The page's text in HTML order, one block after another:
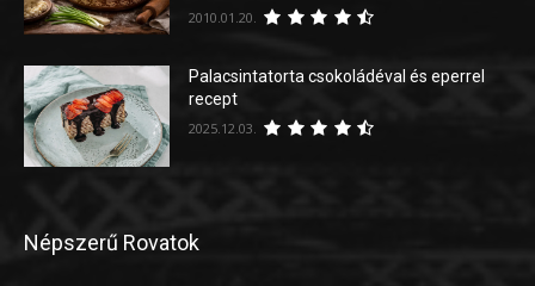
2010.01.20.
Palacsintatorta csokoládéval és eperrel
recept
2025.12.03.
Népszerű Rovatok